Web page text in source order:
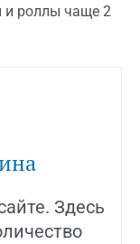
и роллы чаще 2
Здесь